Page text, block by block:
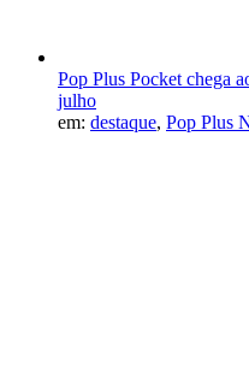
Pop Plus Pocket chega
julho
em: destaque, Pop Plus